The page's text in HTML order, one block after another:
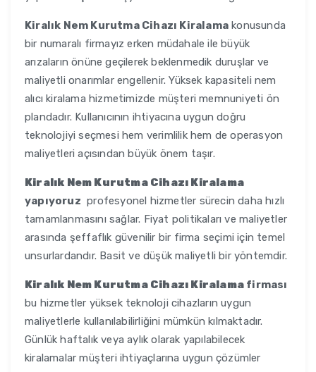
Kiralık Nem Kurutma Cihazı Kiralama konusunda
bir numaralı firmayız erken müdahale ile büyük
arızaların önüne geçilerek beklenmedik duruşlar ve
maliyetli onarımlar engellenir. Yüksek kapasiteli nem
alıcı kiralama hizmetimizde müşteri memnuniyeti ön
plandadır. Kullanıcının ihtiyacına uygun doğru
teknolojiyi seçmesi hem verimlilik hem de operasyon
maliyetleri açısından büyük önem taşır.
Kiralık Nem Kurutma Cihazı Kiralama
yapıyoruz profesyonel hizmetler sürecin daha hızlı
tamamlanmasını sağlar. Fiyat politikaları ve maliyetler
arasında şeffaflık güvenilir bir firma seçimi için temel
unsurlardandır. Basit ve düşük maliyetli bir yöntemdir.
Kiralık Nem Kurutma Cihazı Kiralama firması
bu hizmetler yüksek teknoloji cihazların uygun
maliyetlerle kullanılabilirliğini mümkün kılmaktadır.
Günlük haftalık veya aylık olarak yapılabilecek
kiralamalar müşteri ihtiyaçlarına uygun çözümler